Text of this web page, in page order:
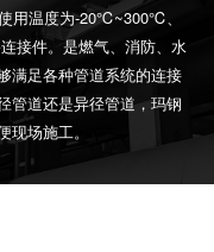
用温度为-20℃~300℃、
接件。是燃气、消防、水
满足各种管道系统的连接
管道还是异径管道，玛钢
场施工。